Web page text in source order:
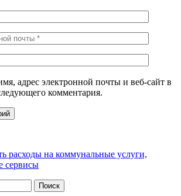
адрес электронной почты и веб-сайт в
комментария.
расходы на коммунальные услуги,
сервисы